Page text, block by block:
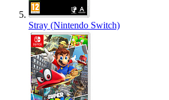
Stray (Nintendo Switch)